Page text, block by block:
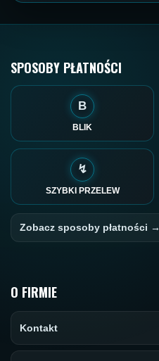
SPOSOBY PŁATNOŚCI
B
BLIK
↯
SZYBKI PRZELEW
Zobacz sposoby płatności →
O FIRMIE
Kontakt